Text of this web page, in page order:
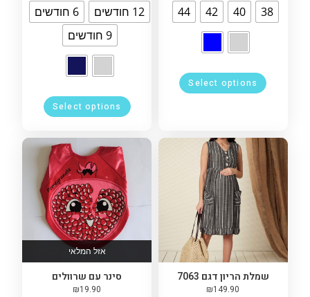
38
40
42
44
Select options
12 חודשים
6 חודשים
9 חודשים
Select options
שמלת הריון דגם 7063
₪149.90
אזל המלאי
סינר עם שרוולים
₪19.90